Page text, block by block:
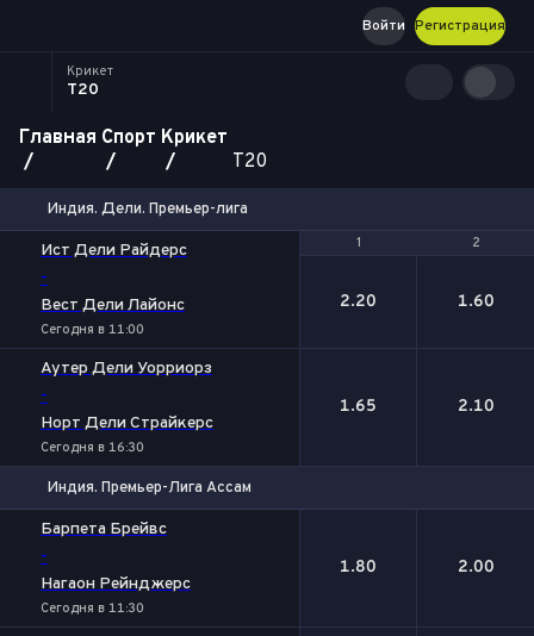
Регистрация
Войти
Крикет
T20
Главная Спорт Крикет
T20
Индия. Дели. Премьер-лига
1 2
Ист Дели Райдерс
-
Вест Дели Лайонс
Сегодня в 11:00
1 2
2.20 1.60
Аутер Дели Уорриорз
-
Норт Дели Страйкерс
Сегодня в 16:30
1.65 2.10
Индия. Премьер-Лига Ассам
Барпета Брейвс
-
Нагаон Рейнджерс
Сегодня в 11:30
1.80 2.00